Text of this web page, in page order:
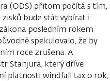
(ODS) přitom počítá s tím,
bude stát vybírat i
posledním rokem
spekulovalo, že by
roce zrušena. A
Stanjura, který dříve
platnosti windfall tax o rok,